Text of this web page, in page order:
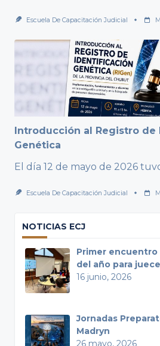
Escuela De Capacitación Judicial
Introducción al Registro de
Genética
El día 12 de mayo de 2026
Escuela De Capacitación Judicial
NOTICIAS ECJ
Primer
del año para
16 junio, 2026
Jornadas
Madryn
26 mayo, 2026